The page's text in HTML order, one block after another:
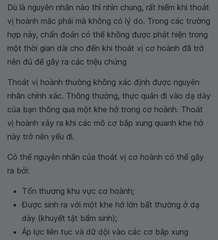
Dù là nguyên nhân nào thì nhìn chung, rất hiếm khi thoát
vị hoành mắc phải mà không có lý do. Trong các trường
hợp này, chẩn đoán có thể không được phát hiện trong
một thời gian dài cho đến khi thoát vị cơ hoành đã trở
nên đủ để gây ra các triệu chứng
Thoát vị hoành thường không xác định được nguyên
nhân chính xác. Thông thường, thực quản đi vào dạ dày
của bạn thông qua một khe hở trong cơ hoành. Thoát
vị hoành xảy ra khi các mô cơ bắp xung quanh khe hở
này trở nên yếu đi.
Có thể nguyên nhân của thoát vị cơ hoành có thể gây
ra bởi:
Tổn thương khu vực cơ hoành;
Được sinh ra với một khe hở lớn bất thường ở dạ
dày (khuyết tật bẩm sinh);
Áp lực liên tục và dữ dội vào các cơ bắp xung